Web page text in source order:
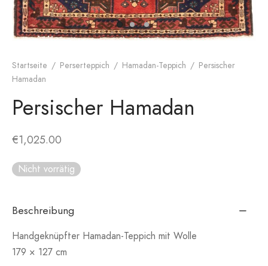
Startseite / Perserteppich / Hamadan-Teppich / Persischer
Hamadan
Persischer Hamadan
€1,025.00
Nicht vorrätig
Beschreibung
Handgeknüpfter Hamadan-Teppich mit Wolle
179 × 127 cm